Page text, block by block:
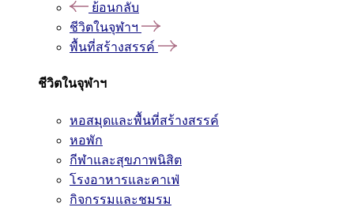
ย้อนกลับ
ชีวิตในจุฬาฯ
พื้นที่สร้างสรรค์
ชีวิตในจุฬาฯ
หอสมุดและพื้นที่สร้างสรรค์
หอพัก
กีฬาและสุขภาพนิสิต
โรงอาหารและคาเฟ่
กิจกรรมและชมรม